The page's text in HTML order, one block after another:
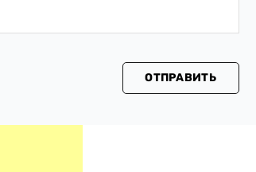
ОТПРАВИТЬ